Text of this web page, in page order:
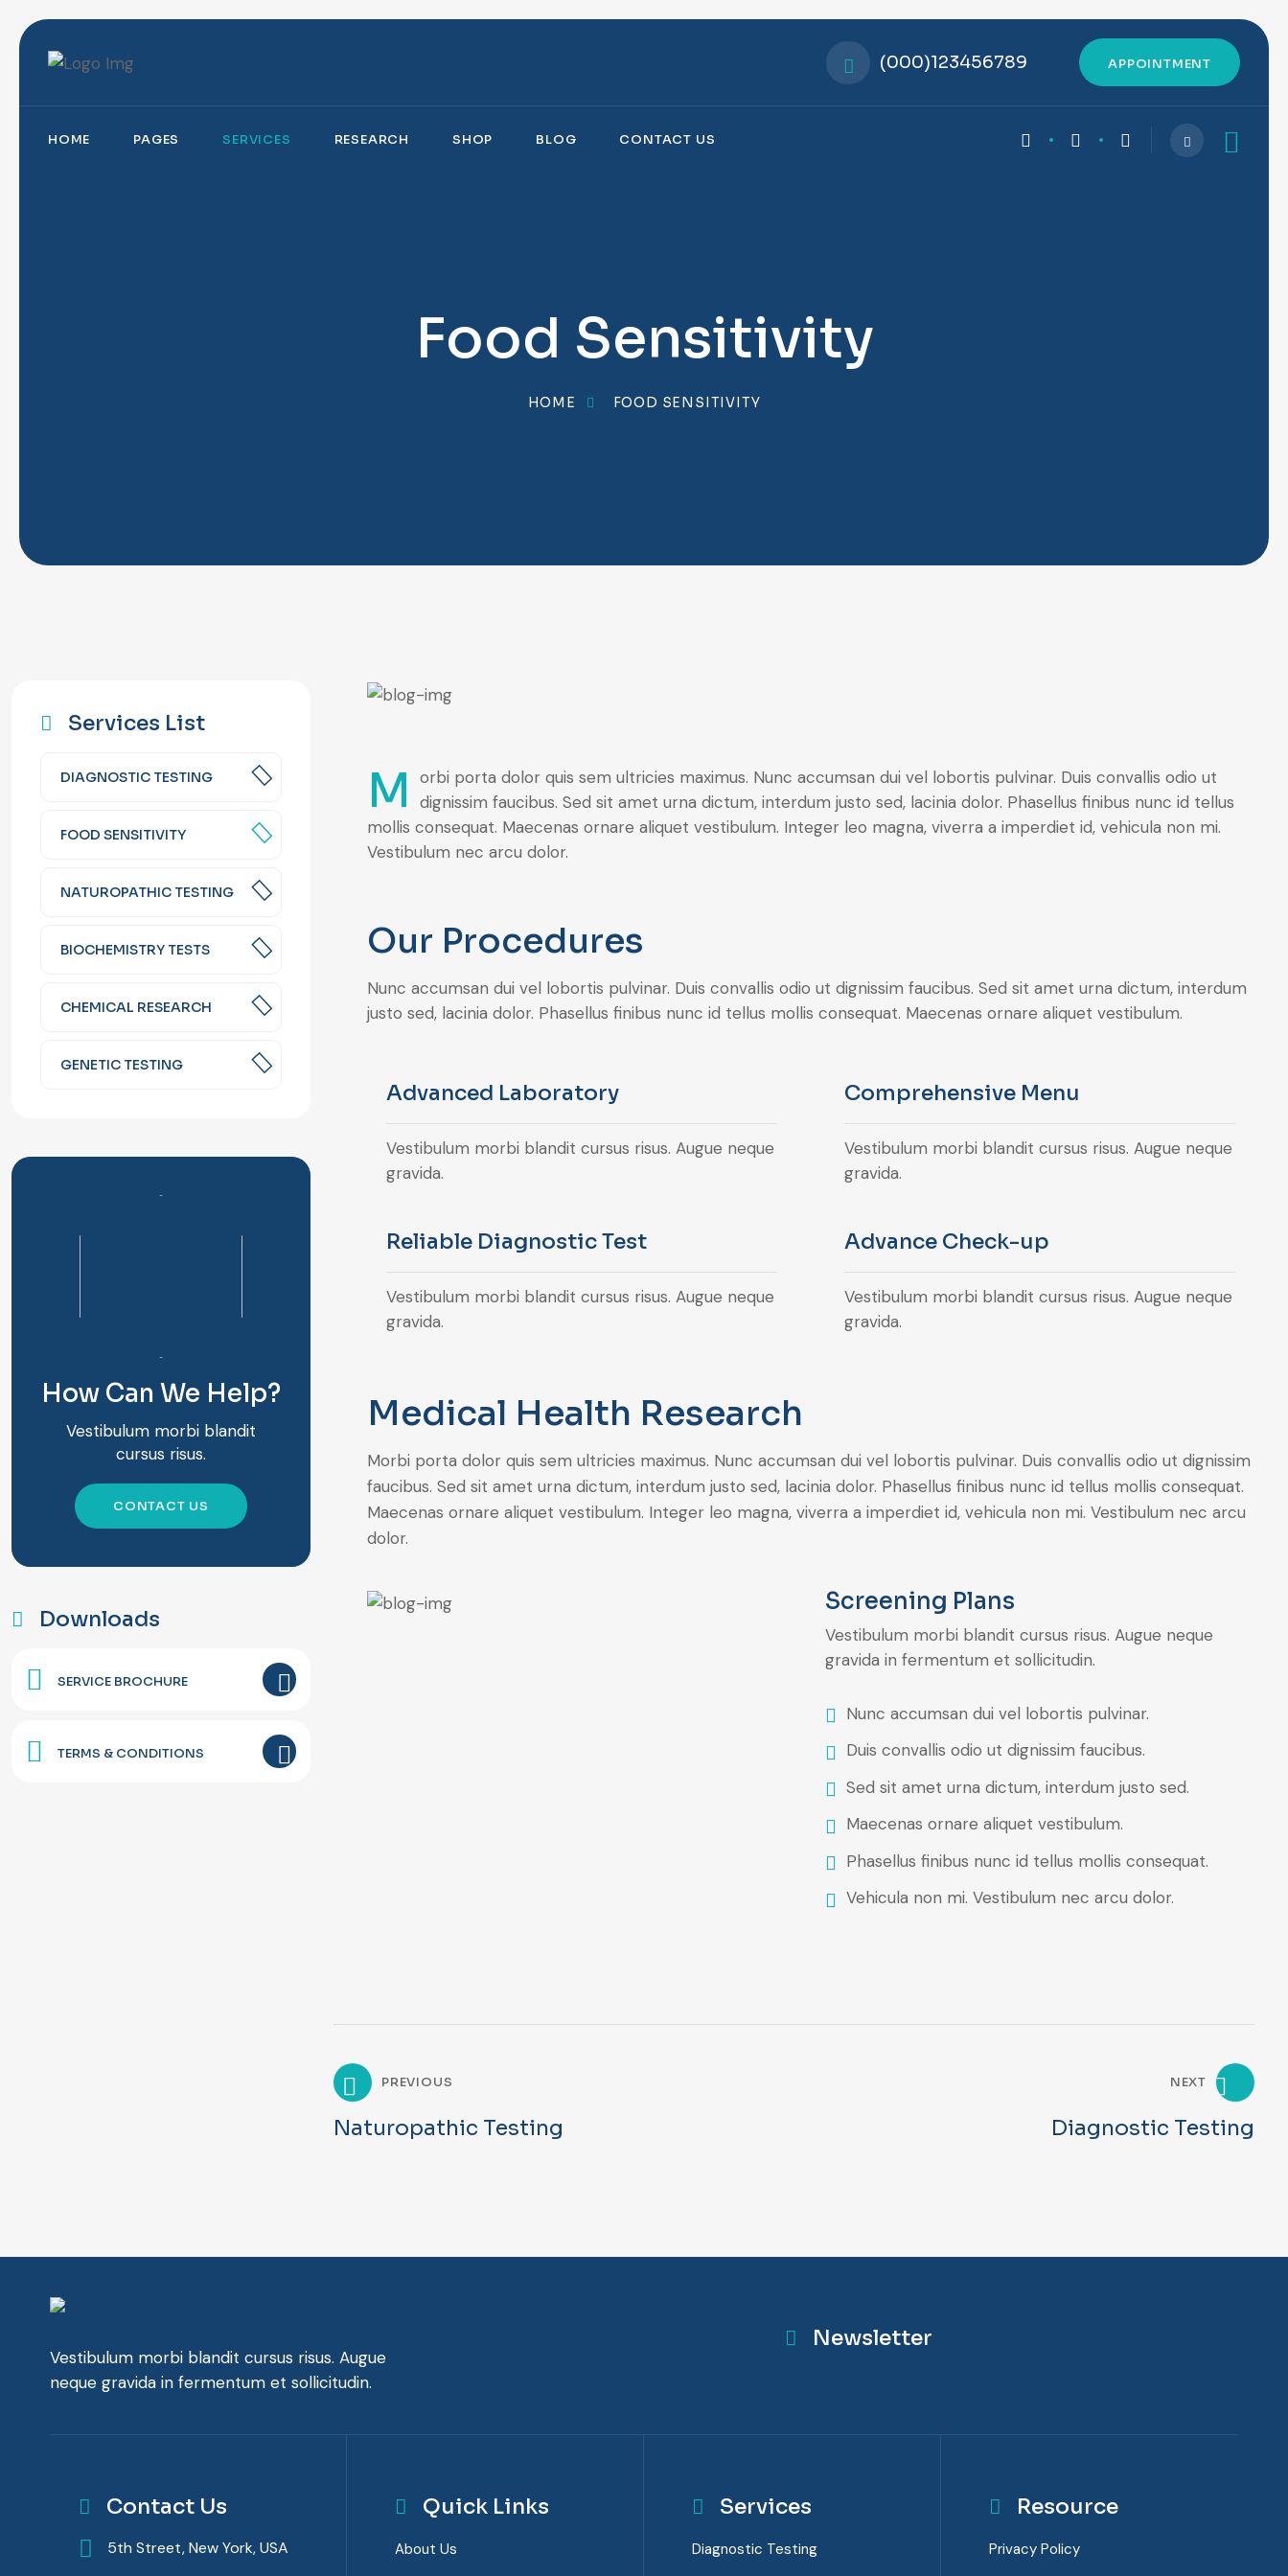
(000)123456789 APPOINTMENT
HOME PAGES SERVICES RESEARCH SHOP BLOG CONTACT US
Food Sensitivity
HOME FOOD SENSITIVITY
M
orbi porta dolor quis sem ultricies maximus. Nunc accumsan dui vel lobortis pulvinar. Duis convallis odio ut
dignissim faucibus. Sed sit amet urna dictum, interdum justo sed, lacinia dolor. Phasellus finibus nunc id tellus
mollis consequat. Maecenas ornare aliquet vestibulum. Integer leo magna, viverra a imperdiet id, vehicula non mi.
Vestibulum nec arcu dolor.
Our Procedures
Nunc accumsan dui vel lobortis pulvinar. Duis convallis odio ut dignissim faucibus. Sed sit amet urna dictum, interdum
justo sed, lacinia dolor. Phasellus finibus nunc id tellus mollis consequat. Maecenas ornare aliquet vestibulum.
Advanced Laboratory
Vestibulum morbi blandit cursus risus. Augue neque
gravida.
Comprehensive Menu
Vestibulum morbi blandit cursus risus. Augue neque
gravida.
Reliable Diagnostic Test
Vestibulum morbi blandit cursus risus. Augue neque
gravida.
Advance Check-up
Vestibulum morbi blandit cursus risus. Augue neque
gravida.
Medical Health Research
Morbi porta dolor quis sem ultricies maximus. Nunc accumsan dui vel lobortis pulvinar. Duis convallis odio ut dignissim
faucibus. Sed sit amet urna dictum, interdum justo sed, lacinia dolor. Phasellus finibus nunc id tellus mollis consequat.
Maecenas ornare aliquet vestibulum. Integer leo magna, viverra a imperdiet id, vehicula non mi. Vestibulum nec arcu
dolor.
Screening Plans
Vestibulum morbi blandit cursus risus. Augue neque
gravida in fermentum et sollicitudin.
Nunc accumsan dui vel lobortis pulvinar.
Duis convallis odio ut dignissim faucibus.
Sed sit amet urna dictum, interdum justo sed.
Maecenas ornare aliquet vestibulum.
Phasellus finibus nunc id tellus mollis consequat.
Vehicula non mi. Vestibulum nec arcu dolor.
PREVIOUS
Naturopathic Testing
NEXT
Diagnostic Testing
Services List
DIAGNOSTIC TESTING
FOOD SENSITIVITY
NATUROPATHIC TESTING
BIOCHEMISTRY TESTS
CHEMICAL RESEARCH
GENETIC TESTING
How Can We Help?
Vestibulum morbi blandit
cursus risus.
CONTACT US
Downloads
SERVICE BROCHURE
TERMS & CONDITIONS
Vestibulum morbi blandit cursus risus. Augue
neque gravida in fermentum et sollicitudin.
Newsletter
Contact Us
5th Street, New York, USA
Quick Links
About Us
Services
Diagnostic Testing
Resource
Privacy Policy